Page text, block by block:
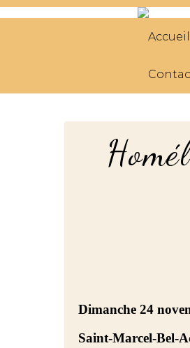
Accueil
Dimanche 24
Saint-Marcel-Bel-